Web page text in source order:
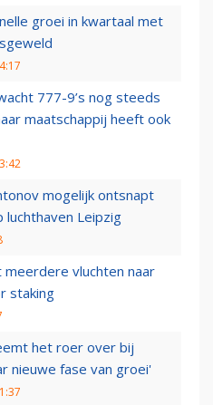
groei in kwartaal met
777-9’s nog steeds
maatschappij heeft ook
mogelijk ontsnapt
luchthaven Leipzig
meerdere vluchten naar
staking
het roer over bij
nieuwe fase van groei'